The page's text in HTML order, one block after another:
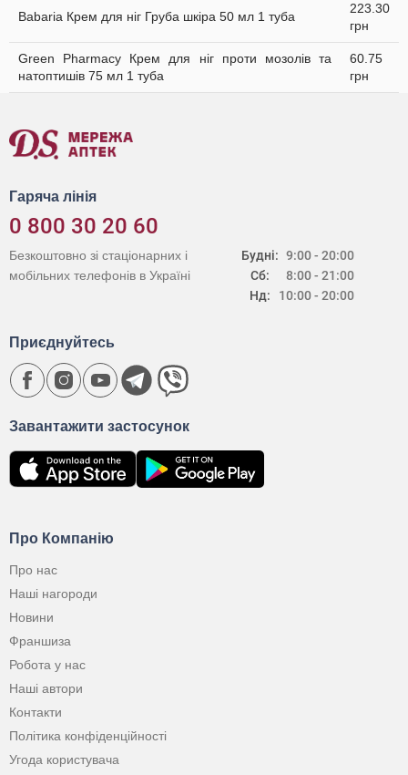
Babaria Крем для ніг Груба шкіра 50 мл 1 туба
223.30
грн
Green Pharmacy Крем для ніг проти мозолів та
натоптишів 75 мл 1 туба
60.75
грн
Гаряча лінія
0 800 30 20 60
Будні:
Сб:
Нд:
9:00 - 20:00
8:00 - 21:00
10:00 - 20:00
Безкоштовно зі стаціонарних і
мобільних телефонів в Україні
Про Компанію
Про нас
Наші нагороди
Новини
Франшиза
Робота у нас
Наші автори
Контакти
Політика конфіденційності
Угода користувача
Завантажити застосунок
Приєднуйтесь